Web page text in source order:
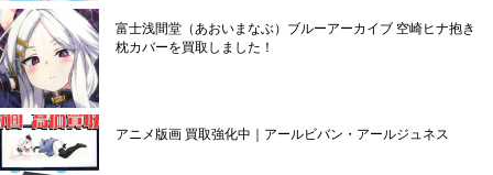
富士浅間堂（あおいまなぶ）ブルーアーカイブ 空崎ヒナ抱き
枕カバーを買取しました！
アニメ版画 買取強化中｜アールビバン・アールジュネス